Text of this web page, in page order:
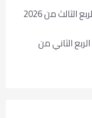
ريال في الربع الثاني من